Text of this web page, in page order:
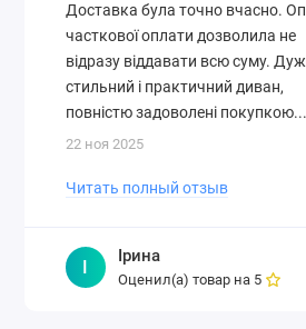
Доставка була точно вчасно.
часткової оплати дозволила не
відразу віддавати всю суму.
стильний і практичний диван,
повністю задоволені покупкою...
22 ноя 2025
Читать полный отзыв
І
Ірина
Оценил(а) товар на 5